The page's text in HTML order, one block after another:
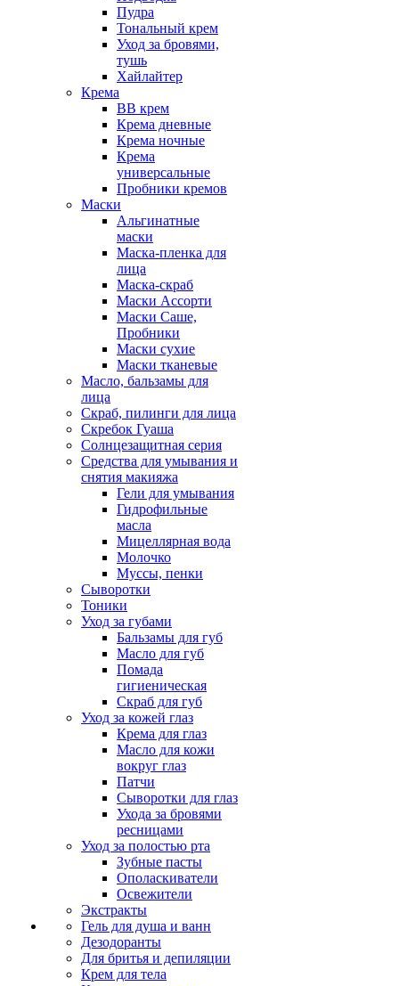
Пудра
Тональный крем
Уход за бровями,
тушь
Хайлайтер
Крема
ВВ крем
Крема дневные
Крема ночные
Крема
универсальные
Пробники кремов
Маски
Альгинатные
маски
Маска-пленка для
лица
Маска-скраб
Маски Ассорти
Маски Саше,
Пробники
Маски сухие
Маски тканевые
Масло, бальзамы для
лица
Скраб, пилинги для лица
Скребок Гуаша
Солнцезащитная серия
Средства для умывания и
снятия макияжа
Гели для умывания
Гидрофильные
масла
Мицеллярная вода
Молочко
Муссы, пенки
Сыворотки
Тоники
Уход за губами
Бальзамы для губ
Масло для губ
Помада
гигиеническая
Скраб для губ
Уход за кожей глаз
Крема для глаз
Масло для кожи
вокруг глаз
Патчи
Сыворотки для глаз
Ухода за бровями
ресницами
Уход за полостью рта
Зубные пасты
Ополаскиватели
Освежители
Экстракты
Гель для душа и ванн
Дезодоранты
Для бритья и депиляции
Крем для тела